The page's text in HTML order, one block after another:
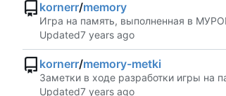
kornerr/memory
Игра на память, выполненная в
Updated
kornerr/memory-metki
Заметки в ходе разработки игры на
Updated